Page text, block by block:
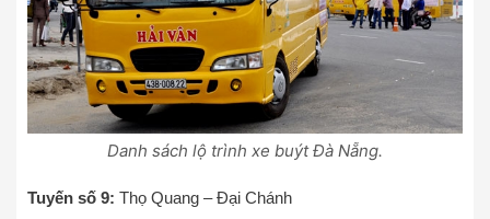
Danh sách lộ trình xe buýt Đà Nẵng.
Tuyến số 9: Thọ Quang – Đại Chánh